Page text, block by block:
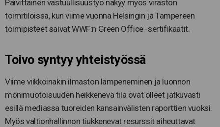
Päivittäinen vastuullisuustyö näkyy myös viraston
toimitiloissa, kun viime vuonna Helsingin ja Tampereen
toimipisteet saivat WWF:n Green Office -sertifikaatit.
Toivo syntyy yhteistyössä
Viime viikkoinakin ilmaston lämpeneminen ja luonnon
monimuotoisuuden heikkenevä tila ovat olleet jatkuvasti
esillä mediassa tuoreiden kansainvälisten raporttien vuoksi.
Myös valtionhallinnon tiukkenevat resurssit aiheuttavat